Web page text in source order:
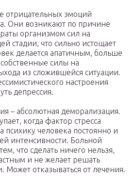
отрицательных эмоций
Они возникают по причине
организмом сил на
стадии, что сильно истощает
делается апатичным, больше
силы на
из сложившейся ситуации.
настроения
депрессия.
– абсолютная деморализация.
когда фактор стресса
психику человека постоянно и
интенсивности. Больной
что сделать ничего нельзя,
и не желает решать
Может отказываться от лечения.